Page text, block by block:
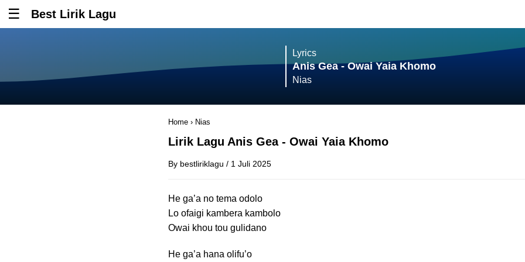
Tombol untuk membuka atau menutup menu
Best Lirik Lagu
Lyrics
Anis Gea - Owai Yaia Khomo
Nias
Home › Nias
Lirik Lagu Anis Gea - Owai Yaia Khomo
By bestliriklagu / 1 Juli 2025
He ga’a no tema odolo
Lo ofaigi kambera kambolo
Owai khou tou gulidano
He ga’a hana olifu’o